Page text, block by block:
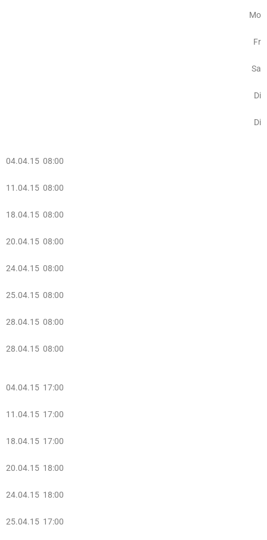
Mo
Fr
Sa
Di
Di
04.04.15 08:00
11.04.15 08:00
18.04.15 08:00
20.04.15 08:00
24.04.15 08:00
25.04.15 08:00
28.04.15 08:00
28.04.15 08:00
04.04.15 17:00
11.04.15 17:00
18.04.15 17:00
20.04.15 18:00
24.04.15 18:00
25.04.15 17:00